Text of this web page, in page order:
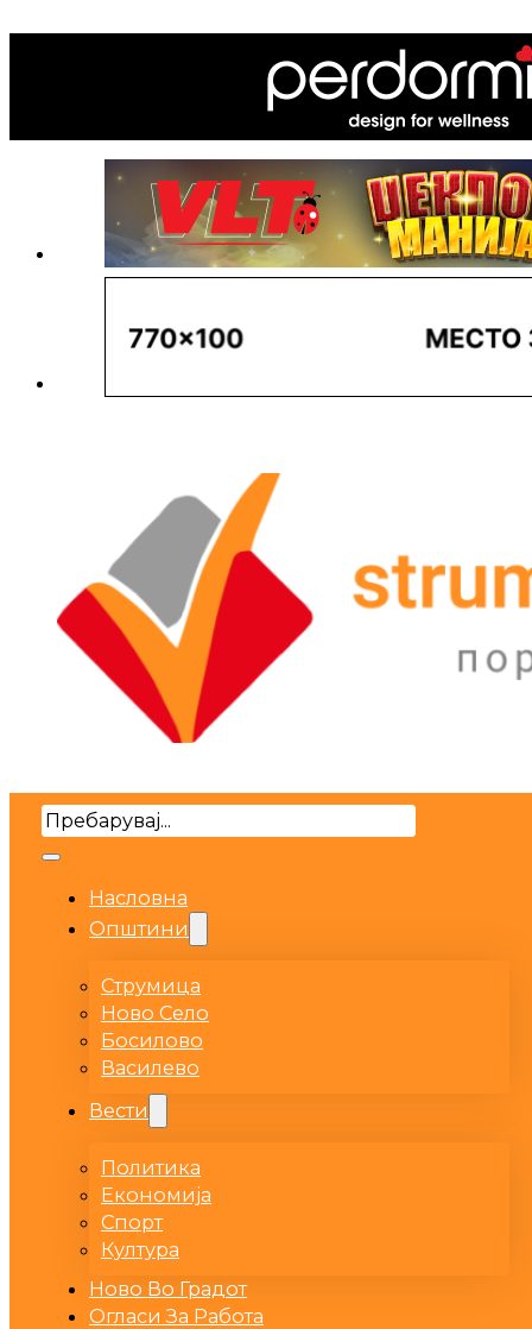
Search
Насловна
Општини
Струмица
Ново Село
Босилово
Василево
Вести
Политика
Економија
Спорт
Култура
Ново Во Градот
Огласи За Работа